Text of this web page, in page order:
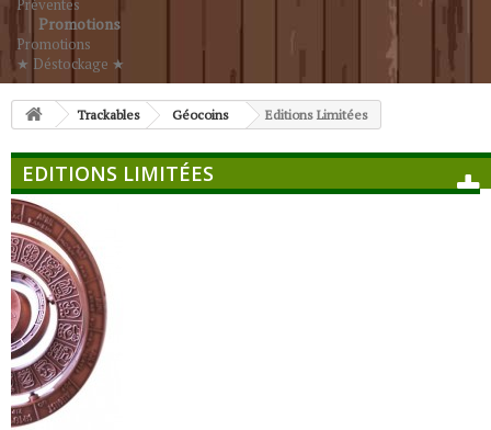
Préventes
Promotions
Promotions
★ Déstockage ★
Trackables Géocoins Editions Limitées
EDITIONS LIMITÉES